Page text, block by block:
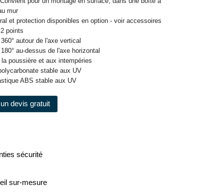
mur
et protection disponibles en option - voir accessoires
points
autour de l'axe vertical
au-dessus de l'axe horizontal
poussière et aux intempéries
stable aux UV
ABS stable aux UV
devis gratuit
sécurité
sur-mesure